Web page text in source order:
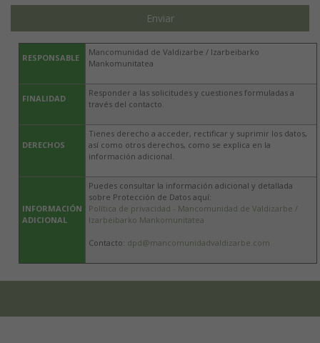
RESPONSABLE
Mancomunidad de Valdizarbe / Izarbeibarko
Mankomunitatea
FINALIDAD
Responder a las solicitudes y cuestiones formuladas a
través del contacto.
DERECHOS
Tienes derecho a acceder, rectificar y suprimir los datos,
así como otros derechos, como se explica en la
información adicional.
INFORMACIÓN
ADICIONAL
Puedes consultar la información adicional y detallada
sobre Protección de Datos aquí:
Política de privacidad - Mancomunidad de Valdizarbe /
Izarbeibarko Mankomunitatea
Contacto: dpd@mancomunidadvaldizarbe.com